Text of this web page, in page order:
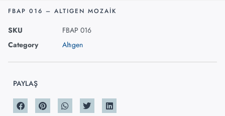
FBAP 016 – ALTIGEN MOZAIK
SKU
FBAP 016
Category
Altıgen
PAYLAŞ